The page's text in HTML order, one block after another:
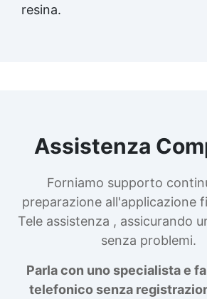
resina.
Assistenza
Forniamo supporto
preparazione all'applicazione
Tele assistenza , assicurando
senza problemi.
Parla con uno specialista e
telefonico senza